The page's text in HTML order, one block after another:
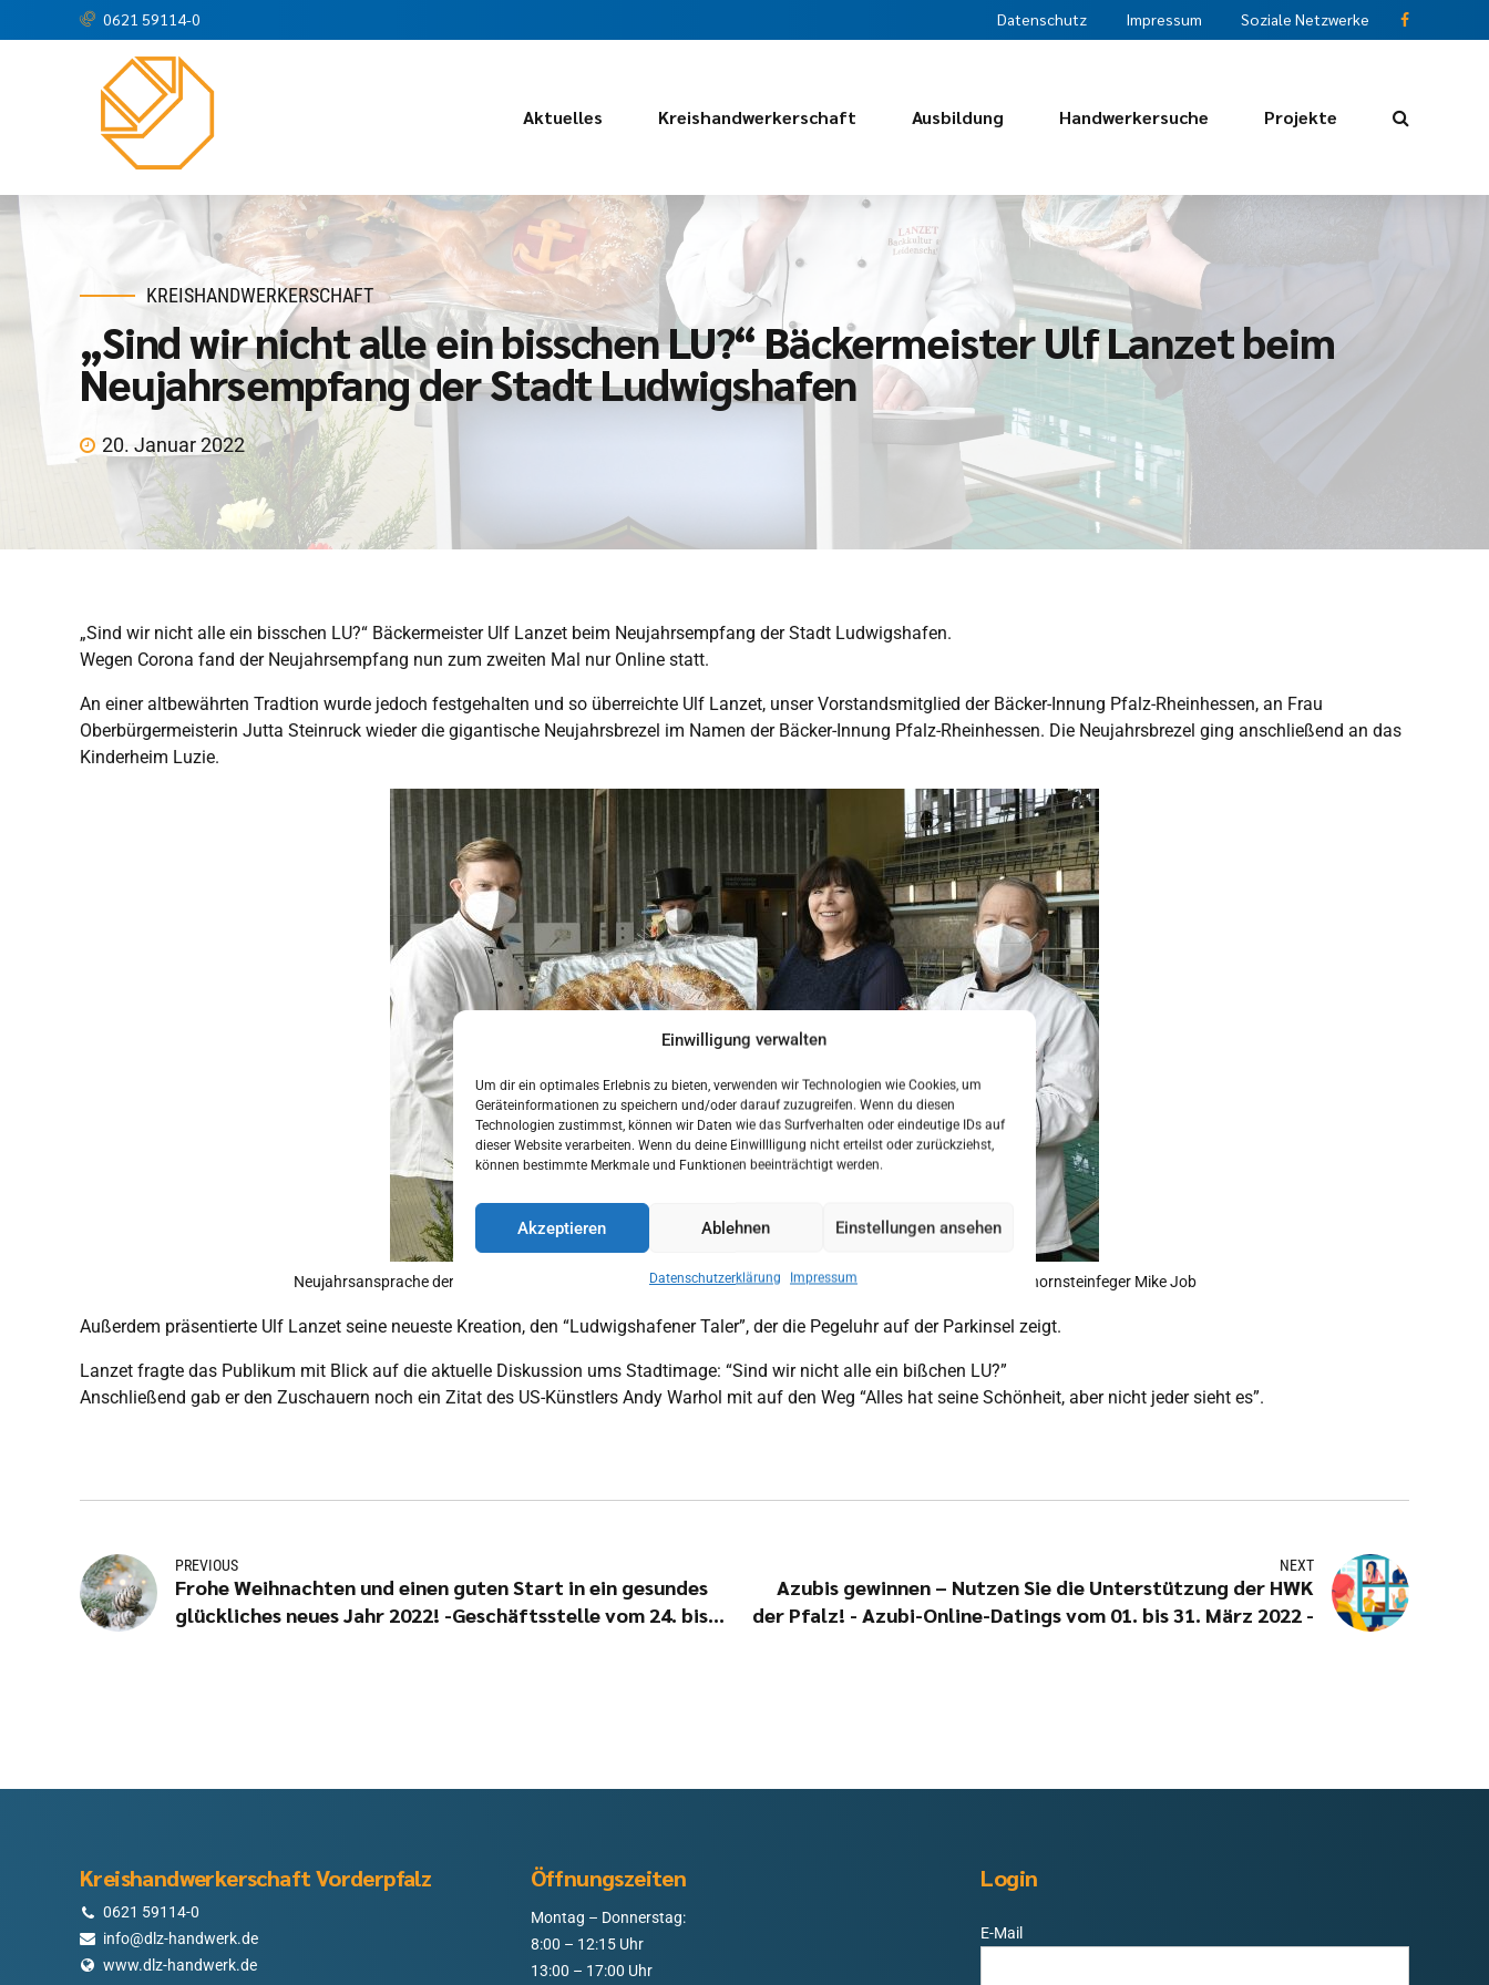
Einwilligung verwalten
Um dir ein optimales Erlebnis zu bieten, verwenden wir Technologien wie Cookies, um
Geräteinformationen zu speichern und/oder darauf zuzugreifen. Wenn du diesen
Technologien zustimmst, können wir Daten wie das Surfverhalten oder eindeutige IDs auf
dieser Website verarbeiten. Wenn du deine Einwillligung nicht erteilst oder zurückziehst,
können bestimmte Merkmale und Funktionen beeinträchtigt werden.
Akzeptieren Ablehnen Einstellungen ansehen
Datenschutzerklärung Impressum
0621 59114-0 Datenschutz Impressum Soziale Netzwerke
Aktuelles Kreishandwerkerschaft Ausbildung Handwerkersuche Projekte
KREISHANDWERKERSCHAFT
„Sind wir nicht alle ein bisschen LU?“ Bäckermeister Ulf Lanzet beim
Neujahrsempfang der Stadt Ludwigshafen
20. Januar 2022
„Sind wir nicht alle ein bisschen LU?“ Bäckermeister Ulf Lanzet beim Neujahrsempfang der Stadt Ludwigshafen.
Wegen Corona fand der Neujahrsempfang nun zum zweiten Mal nur Online statt.
An einer altbewährten Tradtion wurde jedoch festgehalten und so überreichte Ulf Lanzet, unser Vorstandsmitglied der Bäcker-Innung Pfalz-Rheinhessen, an Frau
Oberbürgermeisterin Jutta Steinruck wieder die gigantische Neujahrsbrezel im Namen der Bäcker-Innung Pfalz-Rheinhessen. Die Neujahrsbrezel ging anschließend an das
Kinderheim Luzie.
Neujahrsansprache der OB Oberbürgermeistein Jutta Steinruck, Bäckermeister Ulf und Sebastian Lanzet, Schornsteinfeger Mike Job
Außerdem präsentierte Ulf Lanzet seine neueste Kreation, den “Ludwigshafener Taler”, der die Pegeluhr auf der Parkinsel zeigt.
Lanzet fragte das Publikum mit Blick auf die aktuelle Diskussion ums Stadtimage: “Sind wir nicht alle ein bißchen LU?”
Anschließend gab er den Zuschauern noch ein Zitat des US-Künstlers Andy Warhol mit auf den Weg “Alles hat seine Schönheit, aber nicht jeder sieht es”.
PREVIOUS
Frohe Weihnachten und einen guten Start in ein gesundes
glückliches neues Jahr 2022! -Geschäftsstelle vom 24. bis
NEXT
Azubis gewinnen – Nutzen Sie die Unterstützung der HWK
der Pfalz! - Azubi-Online-Datings vom 01. bis 31. März 2022 -
Kreishandwerkerschaft Vorderpfalz
0621 59114-0
info@dlz-handwerk.de
www.dlz-handwerk.de
Öffnungszeiten
Montag – Donnerstag:
8:00 – 12:15 Uhr
13:00 – 17:00 Uhr
Login
E-Mail